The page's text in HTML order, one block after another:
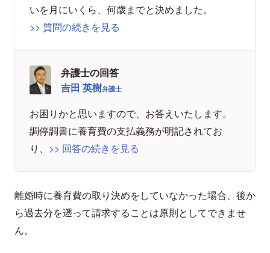
いを月にいくら、何歳までと決めました。
>> 質問の続きを見る
弁護士の回答
吉田 英樹弁護士
お困りかと思いますので、お答えいたします。
調停調書に養育費の支払義務が明記されてお
り、 >> 回答の続きを見る
離婚時に養育費の取り決めをしていなかった場合、後か
ら過去分を遡って請求することは原則としてできませ
ん。